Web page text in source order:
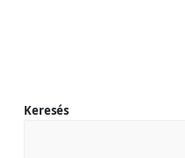
Keresés